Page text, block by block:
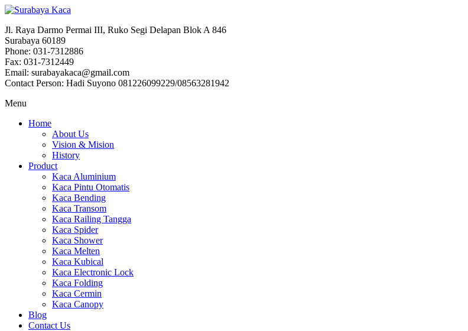
Jl. Raya Darmo Permai III, Ruko Segi Delapan Blok A 846
Surabaya 60189
Phone: 031-7312886
Fax: 031-7312449
Email: surabayakaca@gmail.com
Contact Person: Hadi Suyono 081226099229/08563281942
Menu
Home
About Us
Vision & Mision
History
Product
Kaca Aluminium
Kaca Pintu Otomatis
Kaca Bending
Kaca Transom
Kaca Railing Tangga
Kaca Spider
Kaca Shower
Kaca Melten
Kaca Kubical
Kaca Electronic Lock
Kaca Folding
Kaca Cermin
Kaca Canopy
Blog
Contact Us